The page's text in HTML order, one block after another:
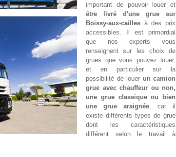
important de pouvoir louer et
être livré d'une grue sur
Boissy-aux-cailles à des prix
accessibles. Il est primordial
que nos experts vous
renseignent sur les choix de
grues que vous pouvez louer,
et en particulier sur la
possibilité de louer un camion
grue avec chauffeur ou non,
une grue classique ou bien
une grue araignée, car il
existe différents types de grue
dont les caractéristiques
différent selon le travail à